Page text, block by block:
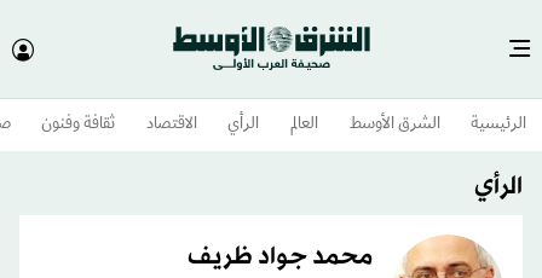
الرئيسية الشرق الأوسط​ العالم الرأي الاقتصاد ثقافة وفنون
الرأي
محمد جواد ظريف